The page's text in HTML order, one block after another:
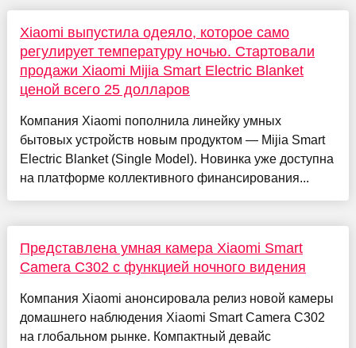
Xiaomi выпустила одеяло, которое само
регулирует температуру ночью. Стартовали
продажи Xiaomi Mijia Smart Electric Blanket
ценой всего 25 долларов
Компания Xiaomi пополнила линейку умных
бытовых устройств новым продуктом — Mijia Smart
Electric Blanket (Single Model). Новинка уже доступна
на платформе коллективного финансирования...
Представлена умная камера Xiaomi Smart
Camera C302 с функцией ночного видения
Компания Xiaomi анонсировала релиз новой камеры
домашнего наблюдения Xiaomi Smart Camera C302
на глобальном рынке. Компактный девайс